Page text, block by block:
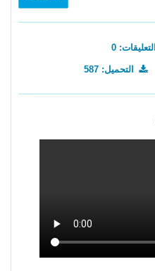
التعليقات: 0
التحميل: 587